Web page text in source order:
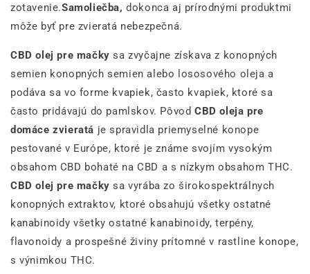
zotavenie.Samoliečba, dokonca aj prírodnými produktmi
môže byť pre zvieratá nebezpečná.
CBD olej pre mačky sa zvyčajne získava z konopných
semien konopných semien alebo lososového oleja a
podáva sa vo forme kvapiek, často kvapiek, ktoré sa
často pridávajú do pamlskov. Pôvod CBD oleja pre
domáce zvieratá je spravidla priemyselné konope
pestované v Európe, ktoré je známe svojím vysokým
obsahom CBD bohaté na CBD a s nízkym obsahom THC.
CBD olej pre mačkysa vyrába zo širokospektrálnych
konopných extraktov, ktoré obsahujú všetky ostatné
kanabinoidy všetky ostatné kanabinoidy, terpény,
flavonoidy a prospešné živiny prítomné v rastline konope,
s výnimkou THC.